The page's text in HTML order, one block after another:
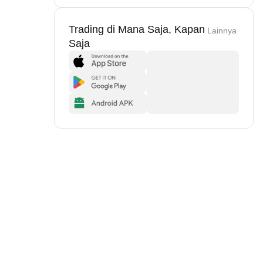
Trading di Mana Saja, Kapan
Saja
Lainnya